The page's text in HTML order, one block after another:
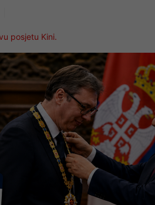
posjetu Kini.